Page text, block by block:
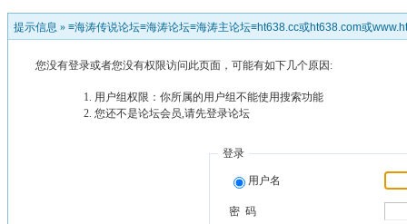
提示信息 » ≡海涛传说论坛≡海涛论坛≡海涛主论坛≡ht638.cc或ht638.com或
您没有登录或者您没有权限访问此页面，可能有如下几个原因:
用户组权限：你所属的用户组不能使用搜索功能
您还不是论坛会员,请先登录论坛
登录
用户名
密 码